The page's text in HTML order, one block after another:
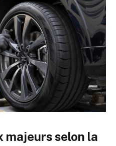
majeurs selon la